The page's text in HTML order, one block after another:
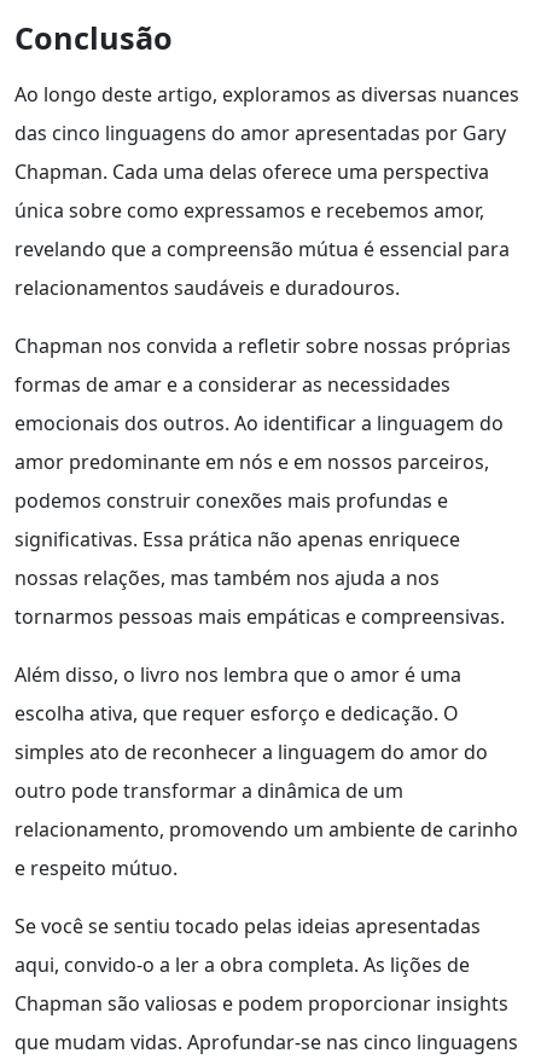
Conclusão
Ao longo deste artigo, exploramos as diversas nuances
das cinco linguagens do amor apresentadas por Gary
Chapman. Cada uma delas oferece uma perspectiva
única sobre como expressamos e recebemos amor,
revelando que a compreensão mútua é essencial para
relacionamentos saudáveis e duradouros.
Chapman nos convida a refletir sobre nossas próprias
formas de amar e a considerar as necessidades
emocionais dos outros. Ao identificar a linguagem do
amor predominante em nós e em nossos parceiros,
podemos construir conexões mais profundas e
significativas. Essa prática não apenas enriquece
nossas relações, mas também nos ajuda a nos
tornarmos pessoas mais empáticas e compreensivas.
Além disso, o livro nos lembra que o amor é uma
escolha ativa, que requer esforço e dedicação. O
simples ato de reconhecer a linguagem do amor do
outro pode transformar a dinâmica de um
relacionamento, promovendo um ambiente de carinho
e respeito mútuo.
Se você se sentiu tocado pelas ideias apresentadas
aqui, convido-o a ler a obra completa. As lições de
Chapman são valiosas e podem proporcionar insights
que mudam vidas. Aprofundar-se nas cinco linguagens